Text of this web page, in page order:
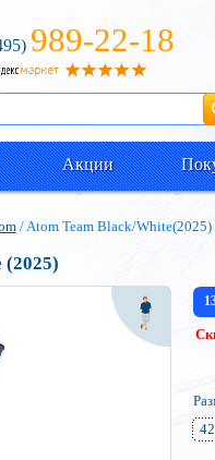
989-22-18
Акции
/ Atom Team Black/White(2025)
(2025)
42